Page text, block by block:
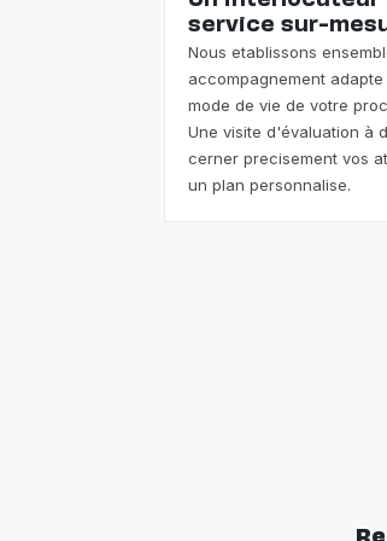
service sur-
Nous etablissons
accompagnement
mode de vie de votre
Une visite d'évaluation à
cerner precisement vos
un plan personnalise.